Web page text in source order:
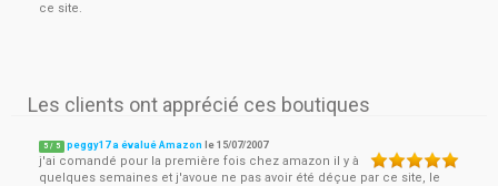
ce site.
Les clients ont apprécié ces boutiques
5 / 5 peggy17 a évalué Amazon le15/07/2007
j'ai comandé pour la première fois chez amazon il y à
quelques semaines et j'avoue ne pas avoir été déçue par ce site, le